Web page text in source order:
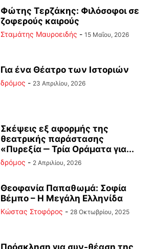
Φώτης Τερζάκης: Φιλόσοφοι σε
ζοφερούς καιρούς
Σταμάτης Μαυροειδής - 15 Μαΐου, 2026
Για ένα Θέατρο των Ιστοριών
δρόμος - 23 Απριλίου, 2026
Σκέψεις εξ αφορμής της
θεατρικής παράστασης
«Πυρεξία ‒ Τρία Οράματα για...
δρόμος - 2 Απριλίου, 2026
Θεοφανία Παπαθωμά: Σοφία
Βέμπο – Η Μεγάλη Ελληνίδα
Κώστας Στοφόρος - 28 Οκτωβρίου, 2025
Πρόσκληση για συν-θέαση της